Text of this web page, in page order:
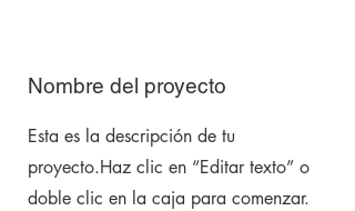
Nombre del proyecto
Esta es la descripción de tu
proyecto.Haz clic en “Editar texto” o
doble clic en la caja para comenzar.